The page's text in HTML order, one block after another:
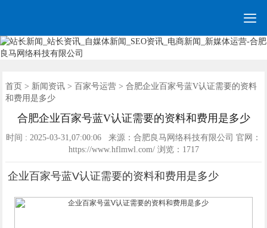

首页 > 新闻资讯> 百家号运营> 合肥企业百家号蓝V认证需要的资料
和费用是多少
合肥企业百家号蓝V认证需要的资料和费用是多少
时间 : 2025-03-31,07:00:06 来源：合肥良马网络科技有限公司 官网：
https://www.hflmwl.com/ 浏览： 1717
企业百家号蓝V认证需要的资料和费用是多少